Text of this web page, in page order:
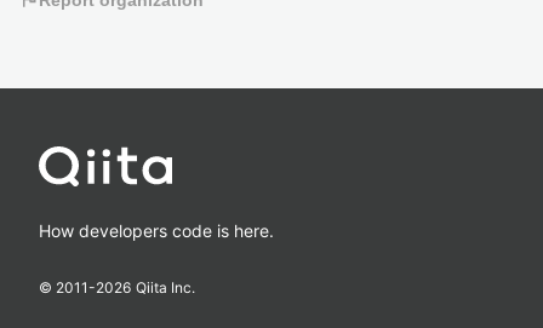
How developers code is here.
© 2011-2026 Qiita Inc.